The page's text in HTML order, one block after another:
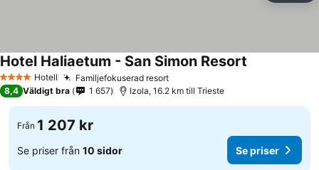
4 StjärnorHotell Familjefokuserad resortSe priser
Hotel Haliaetum - San Simon Resort
8,4 Väldigt bra 1 657 Izola, 16.2 km till Trieste
Från 1 207 kr
Se priser från 10 sidor Se priser